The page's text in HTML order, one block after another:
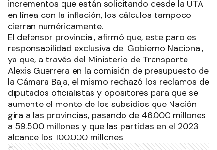
incrementos que están solicitando desde la UTA
en línea con la inflación, los cálculos tampoco
cierran numéricamente.
El defensor provincial, afirmó que, este paro es
responsabilidad exclusiva del Gobierno Nacional,
ya que, a través del Ministerio de Transporte
Alexis Guerrera en la comisión de presupuesto de
la Cámara Baja, el mismo rechazó los reclamos de
diputados oficialistas y opositores para que se
aumente el monto de los subsidios que Nación
gira a las provincias, pasando de 46.000 millones
a 59.500 millones y que las partidas en el 2023
alcance los 100.000 millones.
Ads